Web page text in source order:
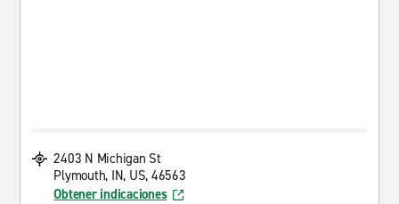
2403 N Michigan St
Plymouth, IN, US, 46563
Obtener indicaciones